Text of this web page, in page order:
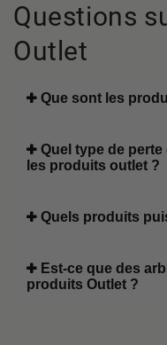
Questions
Outlet
Que sont les
Quel type de
les produits outlet ?
Quels produits
Est-ce que des
produits Outlet ?